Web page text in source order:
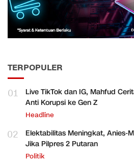
TERPOPULER
01
Live TikTok dan IG, Mahfud
Anti Korupsi ke Gen Z
Headline
02
Elektabilitas Meningkat, Anies-
Jika Pilpres 2 Putaran
Politik